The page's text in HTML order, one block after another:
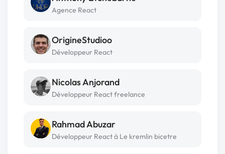
Agence React
OrigineStudioo
Développeur React
Nicolas Anjorand
Développeur React freelance
Rahmad Abuzar
Développeur React à Le kremlin bicetre